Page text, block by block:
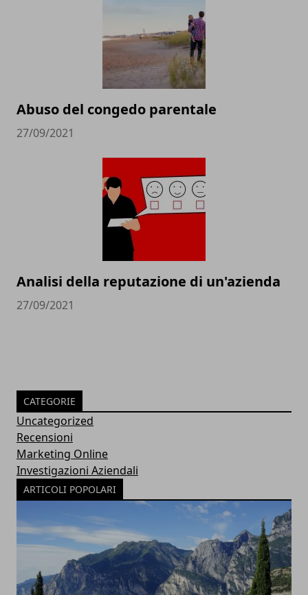
Abuso del congedo parentale
27/09/2021
Analisi della reputazione di un'azienda
27/09/2021
CATEGORIE
Uncategorized
Recensioni
Marketing Online
Investigazioni Aziendali
ARTICOLI POPOLARI